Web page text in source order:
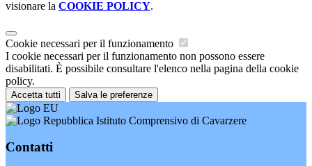
visionare la COOKIE POLICY.
Cookie necessari per il funzionamento
I cookie necessari per il funzionamento non possono essere
disabilitati. È possibile consultare l'elenco nella pagina della cookie
policy.
Accetta tutti Salva le preferenze
Istituto Comprensivo di Cavarzere
Contatti